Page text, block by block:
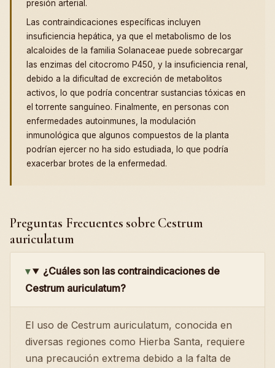
presión arterial.
Las contraindicaciones específicas incluyen
insuficiencia hepática, ya que el metabolismo de los
alcaloides de la familia Solanaceae puede sobrecargar
las enzimas del citocromo P450, y la insuficiencia renal,
debido a la dificultad de excreción de metabolitos
activos, lo que podría concentrar sustancias tóxicas en
el torrente sanguíneo. Finalmente, en personas con
enfermedades autoinmunes, la modulación
inmunológica que algunos compuestos de la planta
podrían ejercer no ha sido estudiada, lo que podría
exacerbar brotes de la enfermedad.
Preguntas Frecuentes sobre Cestrum
auriculatum
¿Cuáles son las contraindicaciones de
Cestrum auriculatum?
El uso de Cestrum auriculatum, conocida en
diversas regiones como Hierba Santa, requiere
una precaución extrema debido a la falta de